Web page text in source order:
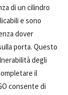
di un cilindro
e sono
dover
porta. Questo
degli
il
consente di